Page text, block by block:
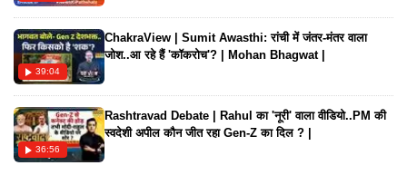
39:04
ChakraView | Sumit Awasthi: रांची में जंतर-मंतर वाला
जोश..आ रहे हैं 'कॉकरोच'? | Mohan Bhagwat |
36:56
Rashtravad Debate | Rahul का 'नूरी' वाला वीडियो..PM की
स्वदेशी अपील कौन जीत रहा Gen-Z का दिल ? |